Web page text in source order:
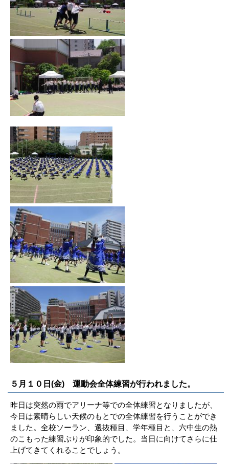
５月１０日(金) 運動会全体練習が行われました。
昨日は突然の雨でアリーナ等での全体練習となりましたが、
今日は素晴らしい天候のもとでの全体練習を行うことができ
ました。全校ソーラン、選抜種目、学年種目と、六中生の熱
のこもった練習ぶりが印象的でした。当日に向けてさらに仕
上げてきてくれることでしょう。